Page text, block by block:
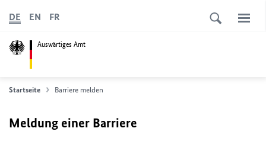
Auswärtiges Amt
DE EN FR
Startseite Barriere melden
Meldung einer Barriere